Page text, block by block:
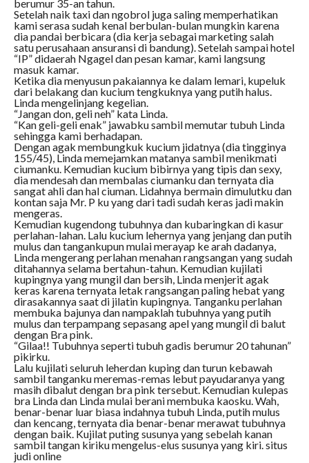
berumur 35-an tahun.
Setelah naik taxi dan ngobrol juga saling memperhatikan
kami serasa sudah kenal berbulan-bulan mungkin karena
dia pandai berbicara (dia kerja sebagai marketing salah
satu perusahaan ansuransi di bandung). Setelah sampai hotel
“IP” didaerah Ngagel dan pesan kamar, kami langsung
masuk kamar.
Ketika dia menyusun pakaiannya ke dalam lemari, kupeluk
dari belakang dan kucium tengkuknya yang putih halus.
Linda mengelinjang kegelian.
“Jangan don, geli neh” kata Linda.
“Kan geli-geli enak” jawabku sambil memutar tubuh Linda
sehingga kami berhadapan.
Dengan agak membungkuk kucium jidatnya (dia tingginya
155/45), Linda memejamkan matanya sambil menikmati
ciumanku. Kemudian kucium bibirnya yang tipis dan sexy,
dia mendesah dan membalas ciumanku dan ternyata dia
sangat ahli dan hal ciuman. Lidahnya bermain dimulutku dan
kontan saja Mr. P ku yang dari tadi sudah keras jadi makin
mengeras.
Kemudian kugendong tubuhnya dan kubaringkan di kasur
perlahan-lahan. Lalu kucium lehernya yang jenjang dan putih
mulus dan tangankupun mulai merayap ke arah dadanya,
Linda mengerang perlahan menahan rangsangan yang sudah
ditahannya selama bertahun-tahun. Kemudian kujilati
kupingnya yang mungil dan bersih, Linda menjerit agak
keras karena ternyata letak rangsangan paling hebat yang
dirasakannya saat di jilatin kupingnya. Tanganku perlahan
membuka bajunya dan nampaklah tubuhnya yang putih
mulus dan terpampang sepasang apel yang mungil di balut
dengan Bra pink.
“Gilaa!! Tubuhnya seperti tubuh gadis berumur 20 tahunan”
pikirku.
Lalu kujilati seluruh leherdan kuping dan turun kebawah
sambil tanganku meremas-remas lebut payudaranya yang
masih dibalut dengan bra pink tersebut. Kemudian kulepas
bra Linda dan Linda mulai berani membuka kaosku. Wah,
benar-benar luar biasa indahnya tubuh Linda, putih mulus
dan kencang, ternyata dia benar-benar merawat tubuhnya
dengan baik. Kujilat puting susunya yang sebelah kanan
sambil tangan kiriku mengelus-elus susunya yang kiri. situs
judi online